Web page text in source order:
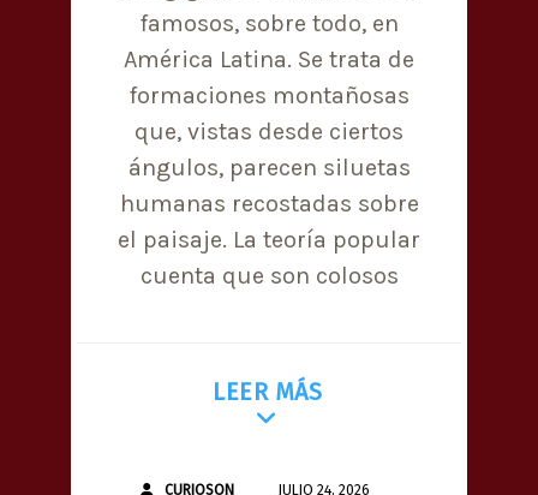
famosos, sobre todo, en
América Latina. Se trata de
formaciones montañosas
que, vistas desde ciertos
ángulos, parecen siluetas
humanas recostadas sobre
el paisaje. La teoría popular
cuenta que son colosos
LEER MÁS
CURIOSON
JULIO 24, 2026